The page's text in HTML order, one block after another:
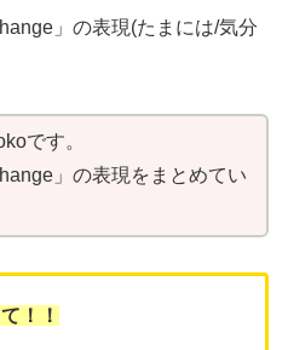
」の表現(たまには/気分
です。
」の表現をまとめてい
！！